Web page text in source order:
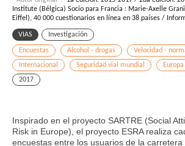
Institute (Bélgica) Socio para Francia : Marie-Axelle
Eiffel), 40 000 cuestionarios en línea en 38 países /
VIAS Investigación
Encuestas Alcohol - drogas
Velocidad -
Internacional
Seguridad vial mundial
Europa
2017
Inspirado en el proyecto SARTRE (Social
Risk in Europe), el proyecto ESRA realiza
encuestas entre los usuarios de la